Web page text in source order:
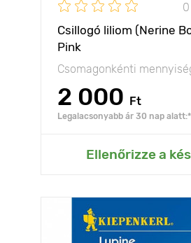
Csillogó liliom (Nerine
Pink
Csomagonkénti
2 000 Ft
Legalacsonyabb ár 30 nap
Ellenőrizze a